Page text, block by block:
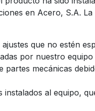
en Acero, S.A.
que no estén
por nuestro equipo
partes mecánicas
al equipo,